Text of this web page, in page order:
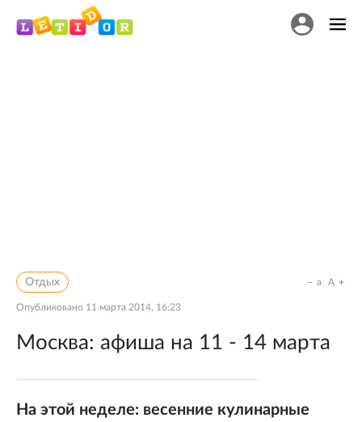
Отдых
Опубликовано 11 марта 2014, 16:23
a A
Москва: афиша на 11 - 14 марта
На этой неделе: весенние кулинарные